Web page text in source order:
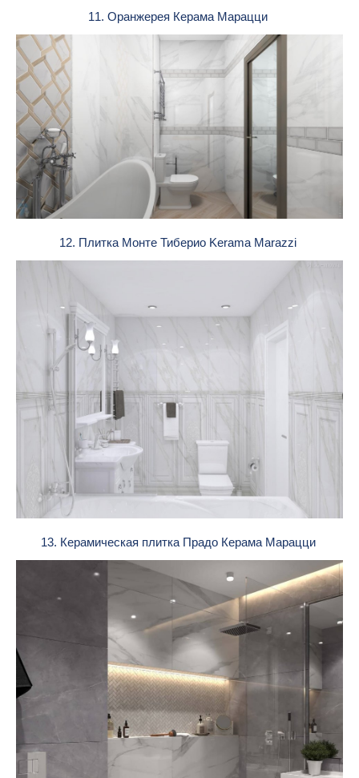
11. Оранжерея Керама Марацци
12. Плитка Монте Тиберио Kerama Marazzi
13. Керамическая плитка Прадо Керама Марацци